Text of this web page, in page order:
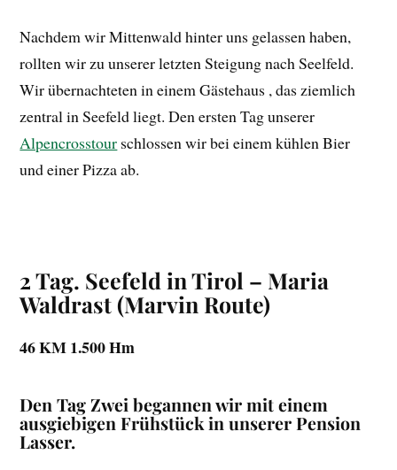
Nachdem wir Mittenwald hinter uns gelassen haben,
rollten wir zu unserer letzten Steigung nach Seelfeld.
Wir übernachteten in einem Gästehaus , das ziemlich
zentral in Seefeld liegt. Den ersten Tag unserer
Alpencrosstour schlossen wir bei einem kühlen Bier
und einer Pizza ab.
2 Tag. Seefeld in Tirol – Maria
Waldrast (Marvin Route)
46 KM 1.500 Hm
Den Tag Zwei begannen wir mit einem
ausgiebigen Frühstück in unserer Pension
Lasser.